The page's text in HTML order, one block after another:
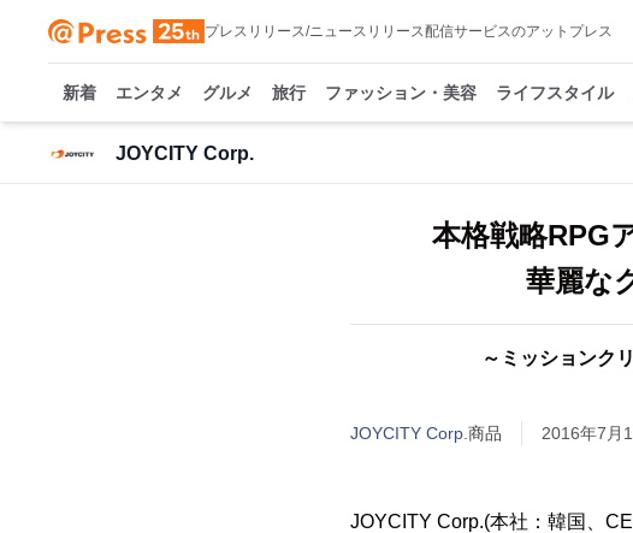
プレスリリース/ニュースリリース配信サービスのアットプレス
新着 エンタメ グルメ 旅行 ファッション・美容 ライフスタイル
JOYCITY Corp.
本格戦略RPG
華麗な
～ミッションク
JOYCITY Corp. 商品 2016年7月
JOYCITY Corp.(本社：韓国、